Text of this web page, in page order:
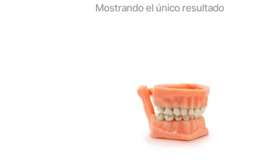
Mostrando el único resultado